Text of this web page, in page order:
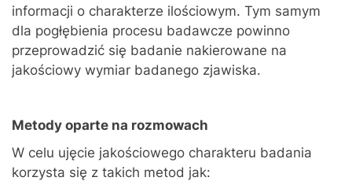
informacji o charakterze ilościowym. Tym samym
dla pogłębienia procesu badawcze powinno
przeprowadzić się badanie nakierowane na
jakościowy wymiar badanego zjawiska.
Metody oparte na rozmowach
W celu ujęcie jakościowego charakteru badania
korzysta się z takich metod jak: